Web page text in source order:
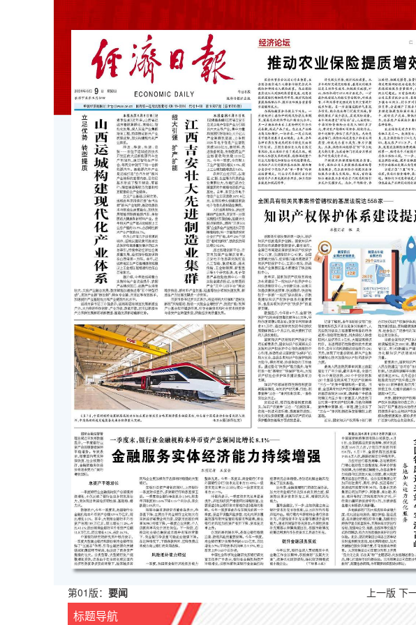
第01版： 要闻 上一版 下
标题导航
大
子
破
达
国
元
59
进
能
验
料
批
投